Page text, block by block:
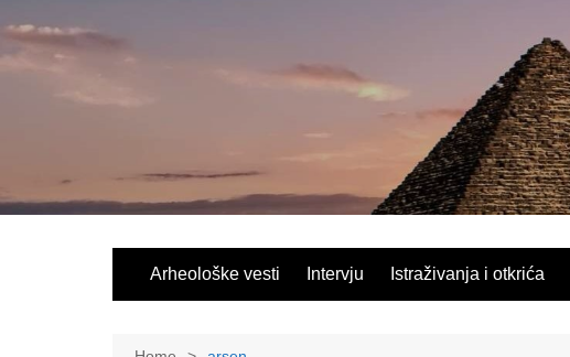
Arheološke vesti Intervju Istraživanja i otkrića